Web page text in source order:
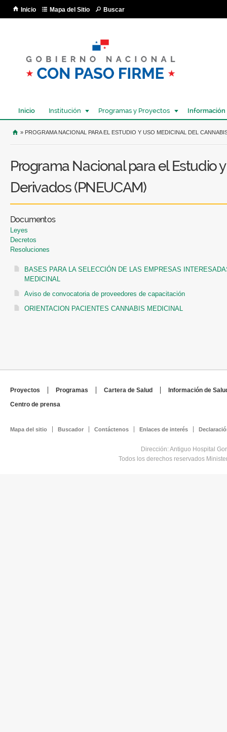
Inicio Mapa del Sitio Buscar
Inicio Institución Programas y Proyectos Información
USTED SE ENCUENTRA AQUÍ
» PROGRAMA NACIONAL PARA EL ESTUDIO Y USO MEDICINAL DEL
Programa Nacional para el Estudio
Derivados (PNEUCAM)
Documentos
Leyes
Decretos
Resoluciones
BASES PARA LA SELECCIÓN DE LAS EMPRESAS
MEDICINAL
Aviso de convocatoria de proveedores de capacitación
ORIENTACION PACIENTES CANNABIS MEDICINAL
Proyectos Programas Cartera de Salud
Información de
Centro de prensa
Mapa del sitio Buscador Contáctenos Enlaces de interés
Dirección: Antiguo Hospital
Todos los derechos reservados